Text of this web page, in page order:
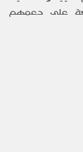
على دعمهم